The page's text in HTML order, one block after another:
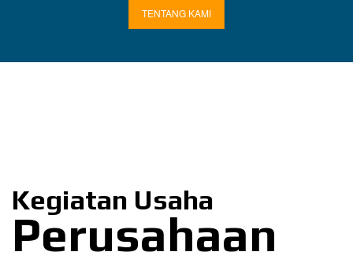
TENTANG KAMI
Kegiatan Usaha
Perusahaan